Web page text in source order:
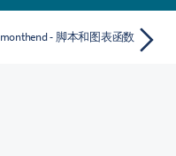
monthend - 脚本和图表函数